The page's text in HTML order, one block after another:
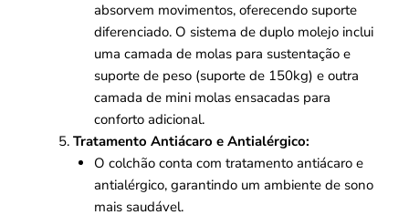
absorvem movimentos, oferecendo suporte
diferenciado. O sistema de duplo molejo inclui
uma camada de molas para sustentação e
suporte de peso (suporte de 150kg) e outra
camada de mini molas ensacadas para
conforto adicional.
Tratamento Antiácaro e Antialérgico:
O colchão conta com tratamento antiácaro e
antialérgico, garantindo um ambiente de sono
mais saudável.